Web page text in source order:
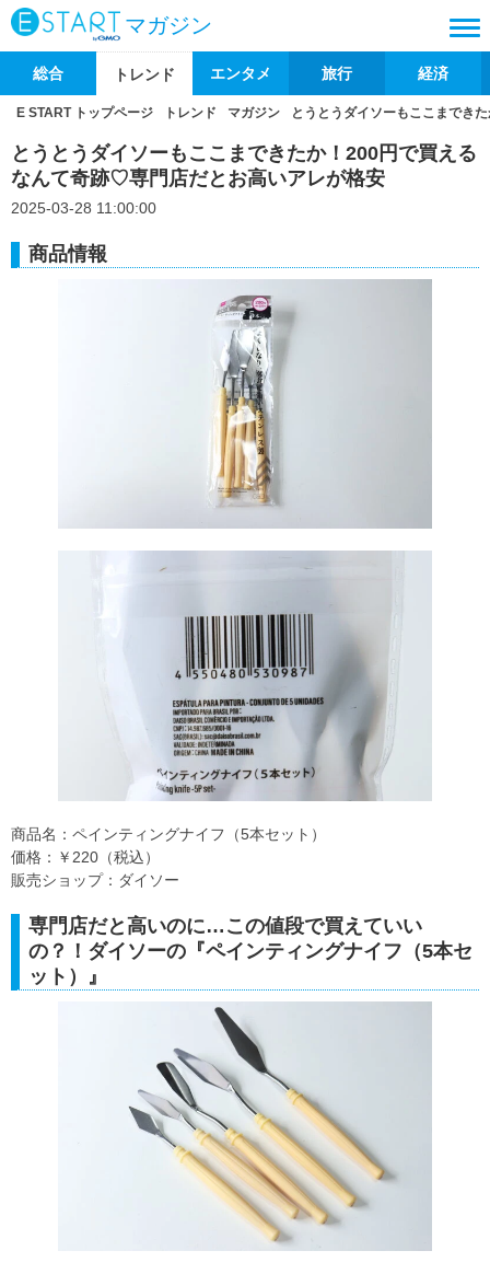
マガジン
総合 トレンド エンタメ 旅行 経済
E START トップページ トレンド マガジン とうとうダイソーもここまでき
とうとうダイソーもここまできたか！200円で買える
なんて奇跡♡専門店だとお高いアレが格安
2025-03-28 11:00:00
商品情報
商品名：ペインティングナイフ（5本セット）
価格：￥220（税込）
販売ショップ：ダイソー
専門店だと高いのに…この値段で買えていい
の？！ダイソーの『ペインティングナイフ（5本セ
ット）』